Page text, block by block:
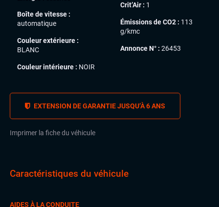
Boîte de vitesse :
automatique
Couleur extérieure :
BLANC
Couleur intérieure : NOIR
Crit’Air : 1
Émissions de CO2 : 113
g/kmc
Annonce N° : 26453
EXTENSION DE GARANTIE JUSQU’À 6 ANS
Imprimer la fiche du véhicule
Caractéristiques du véhicule
AIDES À LA CONDUITE